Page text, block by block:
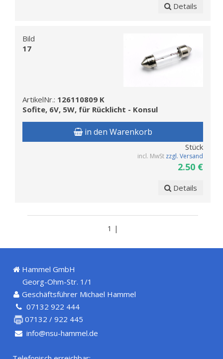
Details
Bild
17
ArtikelNr.: 126110809 K
Sofite, 6V, 5W, für Rücklicht - Konsul
in den Warenkorb
Stück
incl. MwSt zzgl. Versand
2.50 €
Details
1 |
Hammel GmbH
Georg-Ohm-Str. 1/1
Geschäftsführer Michael Hammel
07132 922 444
07132 / 922 445
info@nsu-hammel.de